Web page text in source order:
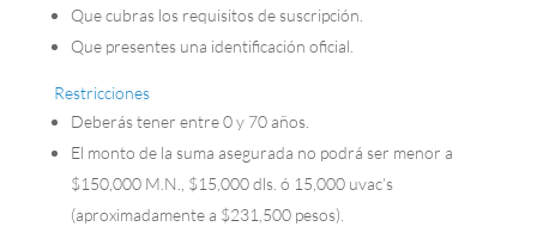
Que cubras los requisitos de suscripción.
Que presentes una identificación oficial.
Restricciones
Deberás tener entre 0 y 70 años.
El monto de la suma asegurada no podrá ser menor a
$150,000 M.N., $15,000 dls. ó 15,000 uvac’s
(aproximadamente a $231,500 pesos).